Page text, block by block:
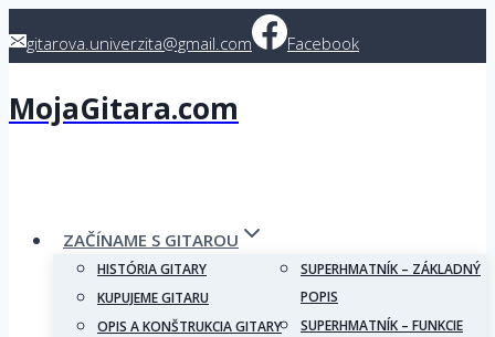
togitarova.univerzita@gmail.com Facebook
MojaGitara.com
ZAČÍNAME S GITAROU
HISTÓRIA GITARY
KUPUJEME GITARU
OPIS A KONŠTRUKCIA GITARY
SUPERHMATNÍK – ZÁKLADNÝ
POPIS
SUPERHMATNÍK – FUNKCIE